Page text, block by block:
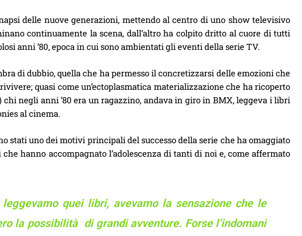
delle nuove generazioni, mettendo al centro di uno show televisivo
continuamente la scena, dall’altro ha colpito dritto al cuore di tutti
anni ’80, epoca in cui sono ambientati gli eventi della serie TV.
di dubbio, quella che ha permesso il concretizzarsi delle emozioni che
quasi come un’ectoplasmatica materializzazione che ha ricoperto
negli anni ’80 era un ragazzino, andava in giro in BMX, leggeva i libri
al cinema.
stati uno dei motivi principali del successo della serie che ha omaggiato
hanno accompagnato l’adolescenza di tanti di noi e, come affermato
quei libri, avevamo la sensazione che le
la possibilità di grandi avventure. Forse l’indomani